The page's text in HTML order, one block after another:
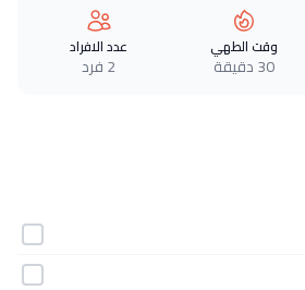
وقت الطهي
30 دقيقة
عدد الافراد
2 فرد